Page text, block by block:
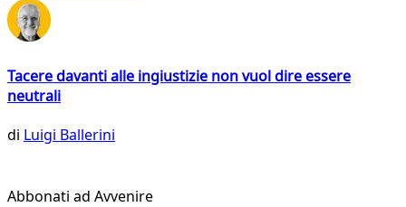
Tacere davanti alle ingiustizie non vuol dire essere
neutrali
di Luigi Ballerini
Abbonati ad Avvenire